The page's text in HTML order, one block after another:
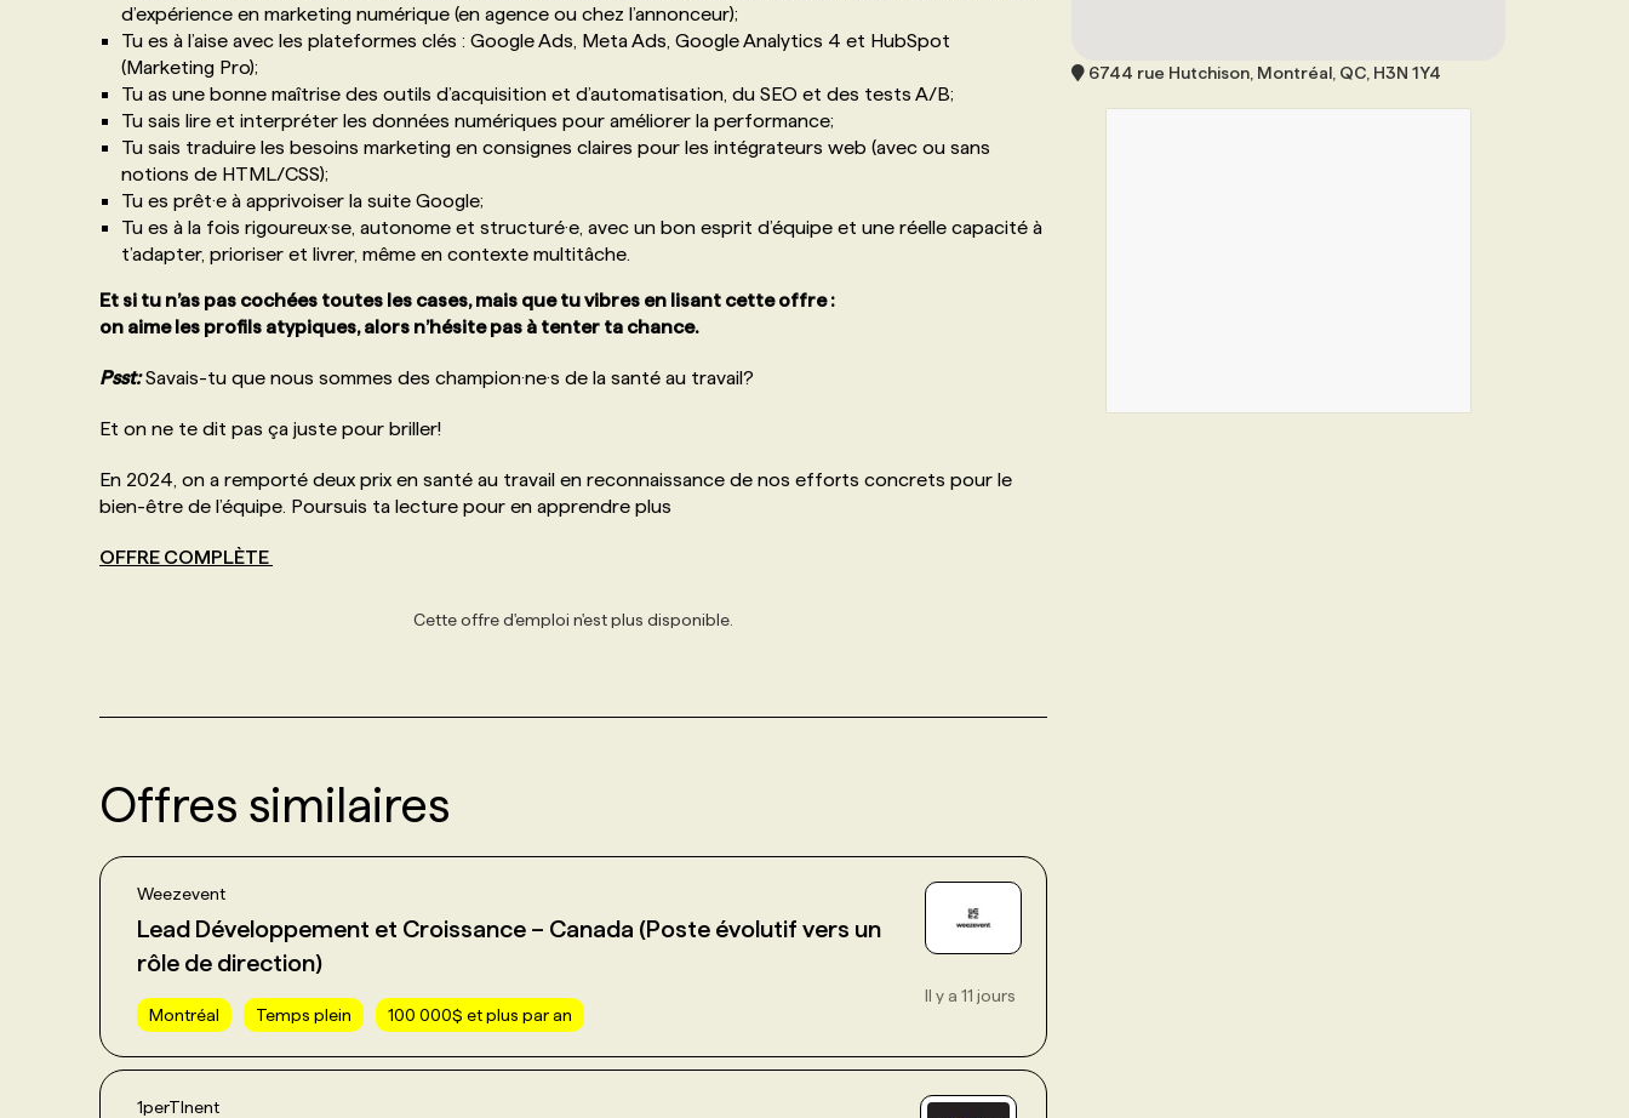
d’expérience en marketing numérique (en agence ou chez l’annonceur);
Tu es à l’aise avec les plateformes clés : Google Ads, Meta Ads, Google Analytics 4 et HubSpot
(Marketing Pro);
Tu as une bonne maîtrise des outils d’acquisition et d’automatisation, du SEO et des tests A/B;
Tu sais lire et interpréter les données numériques pour améliorer la performance;
Tu sais traduire les besoins marketing en consignes claires pour les intégrateurs web (avec ou sans
notions de HTML/CSS);
Tu es prêt·e à apprivoiser la suite Google;
Tu es à la fois rigoureux·se, autonome et structuré·e, avec un bon esprit d’équipe et une réelle capacité à
t’adapter, prioriser et livrer, même en contexte multitâche.
Et si tu n’as pas cochées toutes les cases, mais que tu vibres en lisant cette offre :
on aime les profils atypiques, alors n’hésite pas à tenter ta chance.
Psst:Savais-tu que nous sommes des champion·ne·s de la santé au travail?
Et on ne te dit pas ça juste pour briller!
En 2024, on a remporté deux prix en santé au travail en reconnaissance de nos efforts concrets pour le
bien-être de l’équipe. Poursuis ta lecture pour en apprendre plus
OFFRE COMPLÈTE
Cette offre d'emploi n'est plus disponible.
Offres similaires
Weezevent
Lead Développement et Croissance – Canada (Poste évolutif vers un
rôle de direction)
Montréal Temps plein 100 000$ et plus par an
Il y a 11 jours
1perTInent
6744 rue Hutchison, Montréal, QC, H3N 1Y4